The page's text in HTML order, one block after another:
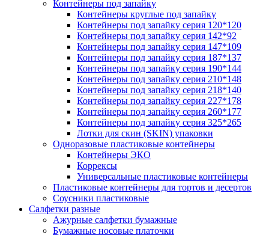
Контейнеры под запайку
Контейнеры круглые под запайку
Контейнеры под запайку серия 120*120
Контейнеры под запайку серия 142*92
Контейнеры под запайку серия 147*109
Контейнеры под запайку серия 187*137
Контейнеры под запайку серия 190*144
Контейнеры под запайку серия 210*148
Контейнеры под запайку серия 218*140
Контейнеры под запайку серия 227*178
Контейнеры под запайку серия 260*177
Контейнеры под запайку серия 325*265
Лотки для скин (SKIN) упаковки
Одноразовые пластиковые контейнеры
Контейнеры ЭКО
Коррексы
Универсальные пластиковые контейнеры
Пластиковые контейнеры для тортов и десертов
Соусники пластиковые
Салфетки разные
Ажурные салфетки бумажные
Бумажные носовые платочки